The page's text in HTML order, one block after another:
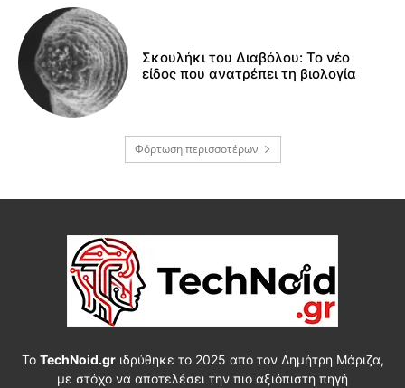
Σκουλήκι του Διαβόλου: Το νέο
είδος που ανατρέπει τη βιολογία
Φόρτωση περισσοτέρων
Το TechNoid.grιδρύθηκε το 2025 από τον Δημήτρη Μάριζα,
με στόχο να αποτελέσει την πιο αξιόπιστη πηγή